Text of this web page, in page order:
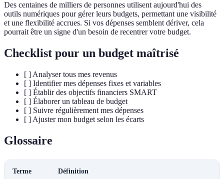
Des centaines de milliers de personnes utilisent aujourd'hui des
outils numériques pour gérer leurs budgets, permettant une visibilité
et une flexibilité accrues. Si vos dépenses semblent dériver, cela
pourrait être un signe d'un besoin de recentrer votre budget.
Checklist pour un budget maîtrisé
[ ] Analyser tous mes revenus
[ ] Identifier mes dépenses fixes et variables
[ ] Établir des objectifs financiers SMART
[ ] Élaborer un tableau de budget
[ ] Suivre régulièrement mes dépenses
[ ] Ajuster mon budget selon les écarts
Glossaire
Terme Définition